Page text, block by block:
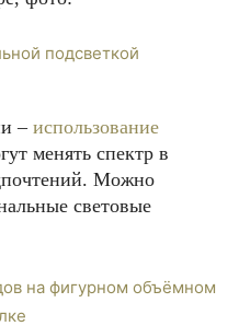
– использование
менять спектр в
Можно
световые